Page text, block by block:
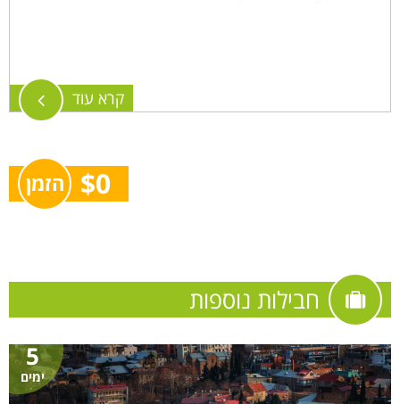
קרא עוד
$0 הזמן
חבילות נוספות
5
ימים